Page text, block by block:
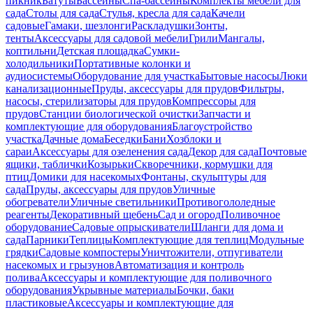
садаСтолы для садаСтулья, кресла для садаКачели
садовыеГамаки, шезлонгиРаскладушкиЗонты,
тентыАксессуары для садовой мебелиГрилиМангалы,
коптильниДетская площадкаСумки-
холодильникиПортативные колонки и
аудиосистемыОборудование для участкаБытовые насосыЛюки
канализационныеПруды, аксессуары для прудовФильтры,
насосы, стерилизаторы для прудовКомпрессоры для
прудовСтанции биологической очисткиЗапчасти и
комплектующие для оборудованияБлагоустройство
участкаДачные домаБеседкиБаниХозблоки и
сараиАксессуары для озеленения садаДекор для садаПочтовые
ящики, табличкиКозырькиСкворечники, кормушки для
птицДомики для насекомыхФонтаны, скульптуры для
садаПруды, аксессуары для прудовУличные
обогревателиУличные светильникиПротивогололедные
реагентыДекоративный щебеньСад и огородПоливочное
оборудованиеСадовые опрыскивателиШланги для дома и
садаПарникиТеплицыКомплектующие для теплицМодульные
грядкиСадовые компостерыУничтожители, отпугиватели
насекомых и грызуновАвтоматизация и контроль
поливаАксессуары и комплектующие для поливочного
оборудованияУкрывные материалыБочки, баки
пластиковыеАксессуары и комплектующие для